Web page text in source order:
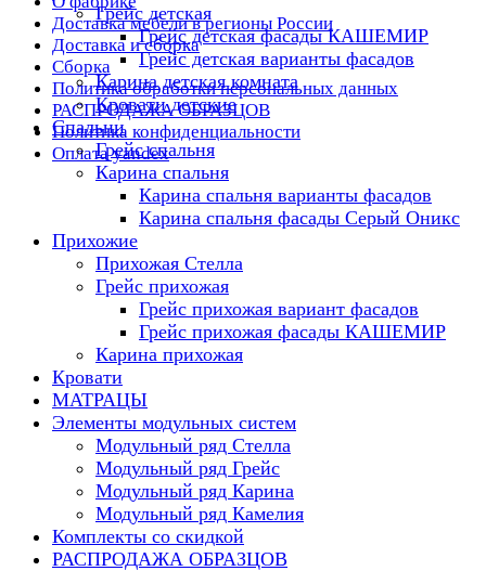
Доставка мебели в регионы России
Доставка и сборка
Сборка
Политика обработки персональных данных
РАСПРОДАЖА ОБРАЗЦОВ
Политика конфиденциальности
Оплата yandex
Грейс детская
Грейс детская фасады КАШЕМИР
Грейс детская варианты фасадов
Карина детская комната
Кровати детские
Спальни
Грейс спальня
Карина спальня
Карина спальня варианты фасадов
Карина спальня фасады Серый Оникс
Прихожие
Прихожая Стелла
Грейс прихожая
Грейс прихожая вариант фасадов
Грейс прихожая фасады КАШЕМИР
Карина прихожая
Кровати
МАТРАЦЫ
Элементы модульных систем
Модульный ряд Стелла
Модульный ряд Грейс
Модульный ряд Карина
Модульный ряд Камелия
Комплекты со скидкой
РАСПРОДАЖА ОБРАЗЦОВ